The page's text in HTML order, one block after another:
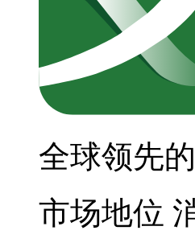
全球领先
市场地位